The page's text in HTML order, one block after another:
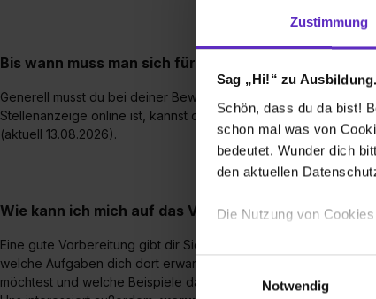
Zustimmung
Sag „Hi!“ zu
Schön, dass du da bist!
schon mal was von
bedeutet. Wunder dich
den aktuellen
Die Nutzung von
Wir verwenden Cookies
Webseite getroffenen
Einwilligungsauswahl
Notwendig
Bis wann muss man sich für einen Ausbildungsplatz
Generell musst du bei deiner Bewerbung beim ADAC keine
Stellenanzeige online ist, kannst du dich auch auf die Stelle
(aktuell 13.08.2026).
Wie kann ich mich auf das Vorstellungsgespräch
Eine gute Vorbereitung gibt dir Sicherheit. Schau dir deshalb
welche Aufgaben dich dort erwarten. Überlege dir, welche
möchtest und welche Beispiele das gut zeigen.